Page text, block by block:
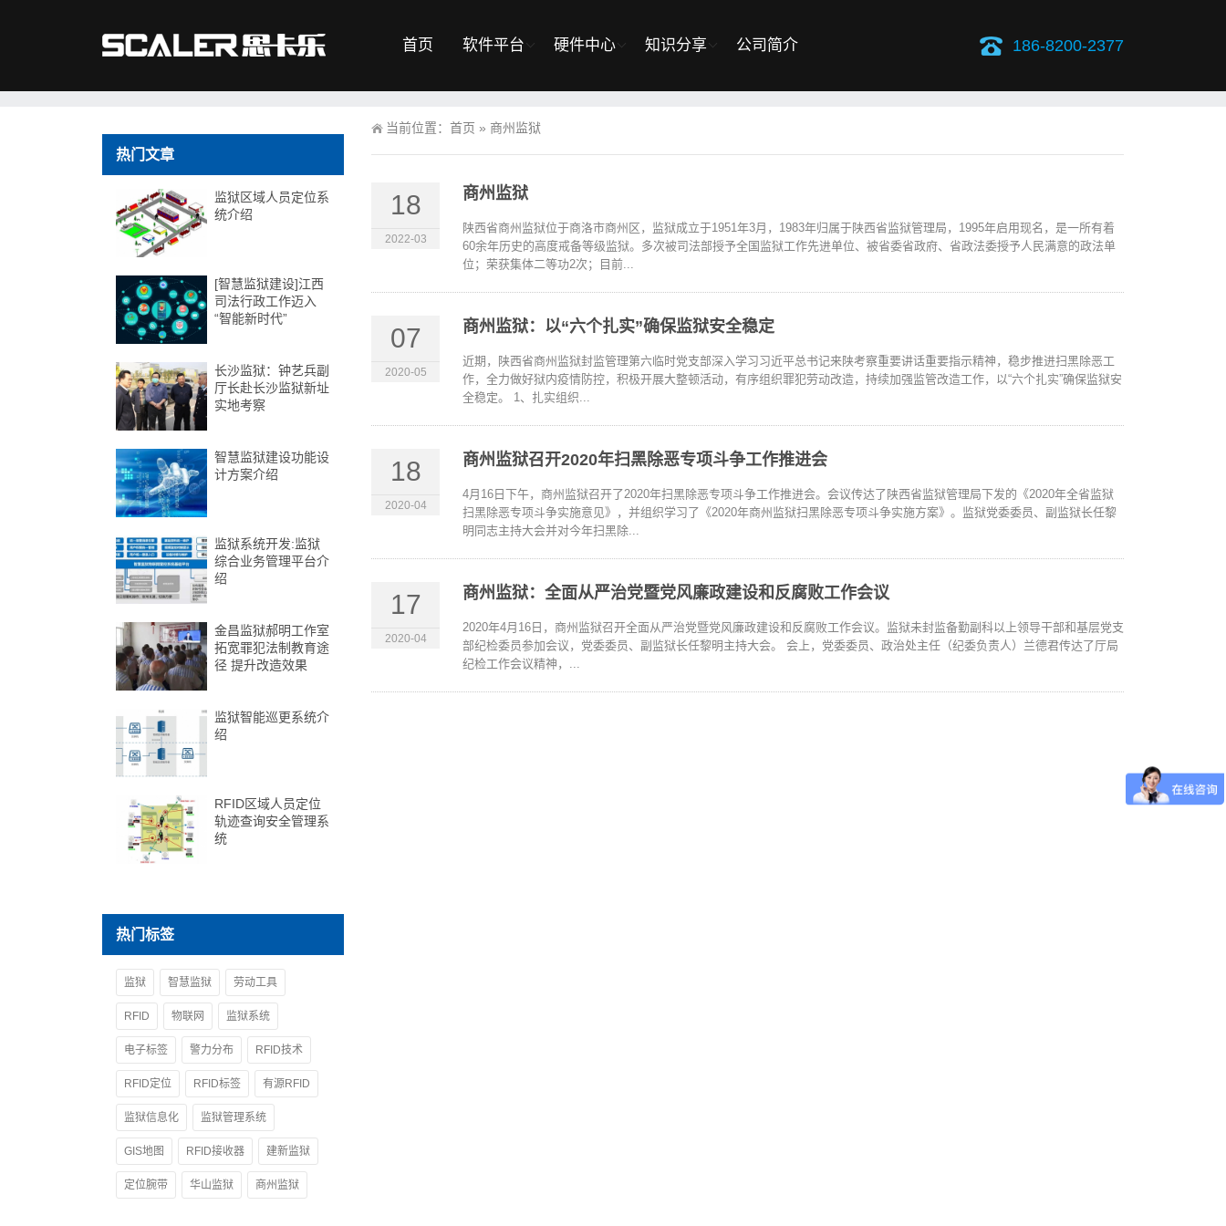
首页 软件平台 硬件中心 知识分享 公司简介 186-8200-2377
当前位置： 首页 » 商州监狱
18
2022-03
商州监狱
陕西省商州监狱位于商洛市商州区，监狱成立于1951年3月，1983年归属于陕西省监狱管理局，1995年启用现名，是一所有着
60余年历史的高度戒备等级监狱。多次被司法部授予全国监狱工作先进单位、被省委省政府、省政法委授予人民满意的政法单
位；荣获集体二等功2次；目前...
07
2020-05
商州监狱：以“六个扎实”确保监狱安全稳定
近期，陕西省商州监狱封监管理第六临时党支部深入学习习近平总书记来陕考察重要讲话重要指示精神，稳步推进扫黑除恶工
作，全力做好狱内疫情防控，积极开展大整顿活动，有序组织罪犯劳动改造，持续加强监管改造工作，以“六个扎实”确保监狱安
全稳定。 1、扎实组织...
18
2020-04
商州监狱召开2020年扫黑除恶专项斗争工作推进会
4月16日下午，商州监狱召开了2020年扫黑除恶专项斗争工作推进会。会议传达了陕西省监狱管理局下发的《2020年全省监狱
扫黑除恶专项斗争实施意见》，并组织学习了《2020年商州监狱扫黑除恶专项斗争实施方案》。监狱党委委员、副监狱长任黎
明同志主持大会并对今年扫黑除...
17
2020-04
商州监狱：全面从严治党暨党风廉政建设和反腐败工作会议
2020年4月16日，商州监狱召开全面从严治党暨党风廉政建设和反腐败工作会议。监狱未封监备勤副科以上领导干部和基层党支
部纪检委员参加会议，党委委员、副监狱长任黎明主持大会。 会上，党委委员、政治处主任（纪委负责人）兰德君传达了厅局
纪检工作会议精神，...
热门文章
监狱区域人员定位系
统介绍
[智慧监狱建设]江西
司法行政工作迈入
“智能新时代”
长沙监狱：钟艺兵副
厅长赴长沙监狱新址
实地考察
智慧监狱建设功能设
计方案介绍
监狱系统开发:监狱
综合业务管理平台介
绍
金昌监狱郝明工作室
拓宽罪犯法制教育途
径 提升改造效果
监狱智能巡更系统介
绍
RFID区域人员定位
轨迹查询安全管理系
统
热门标签
监狱 智慧监狱 劳动工具
RFID 物联网 监狱系统
电子标签 警力分布 RFID技术
RFID定位 RFID标签 有源RFID
监狱信息化 监狱管理系统
GIS地图 RFID接收器 建新监狱
定位腕带 华山监狱 商州监狱